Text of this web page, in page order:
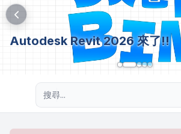
Autodesk Revit 2026 來了!!